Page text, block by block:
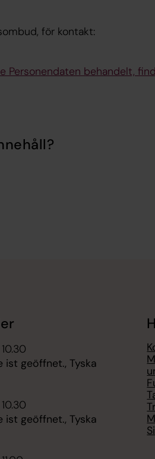
för kontakt:
Personendaten behandelt,
ist geöffnet., Tyska
ist geöffnet., Tyska